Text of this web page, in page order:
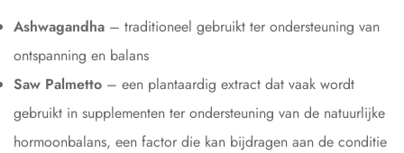
Ashwagandha – traditioneel gebruikt ter ondersteuning van
ontspanning en balans
Saw Palmetto – een plantaardig extract dat vaak wordt
gebruikt in supplementen ter ondersteuning van de natuurlijke
hormoonbalans, een factor die kan bijdragen aan de conditie